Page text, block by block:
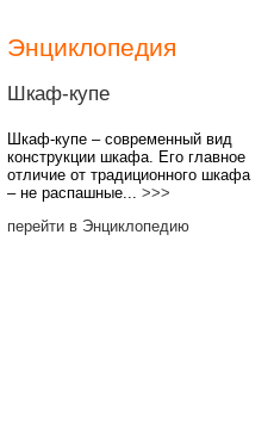
Энциклопедия
Шкаф-купе
Шкаф-купе – современный вид
конструкции шкафа. Его главное
отличие от традиционного шкафа
– не распашные... >>>
перейти в Энциклопедию